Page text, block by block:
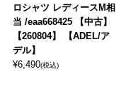
ロシャツ レディースM相
当 /eaa668425 【中古】
【260804】 【ADEL/ア
デル】
¥6,490(税込)